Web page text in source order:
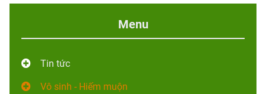
Menu
Tin tức
Vô sinh - Hiếm muộn